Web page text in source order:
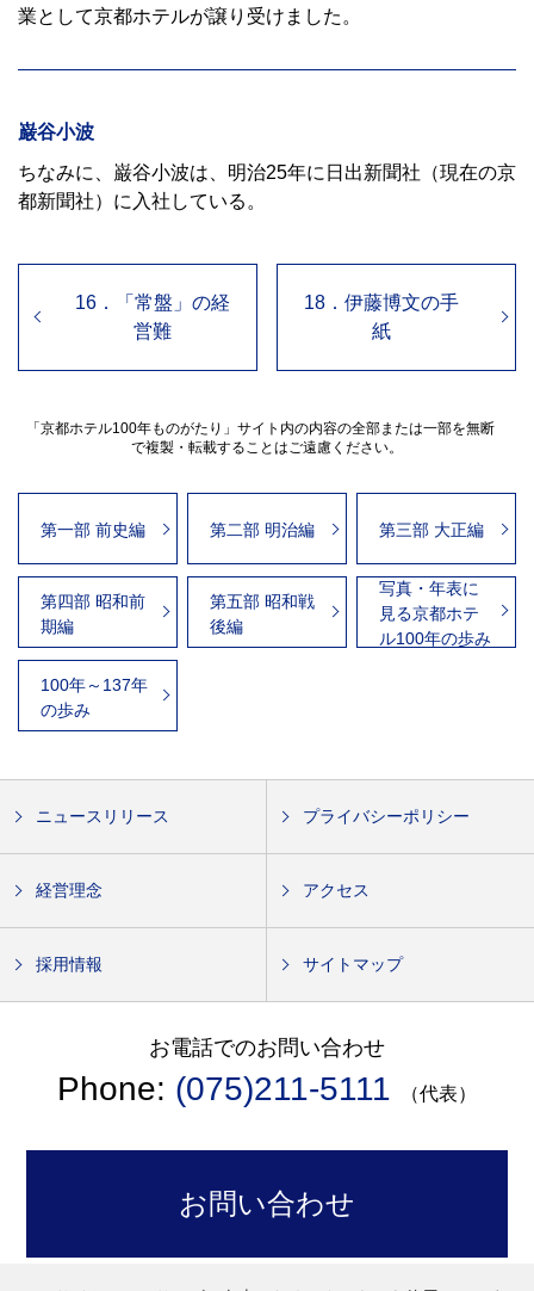
業として京都ホテルが譲り受けました。
巌谷小波
ちなみに、巌谷小波は、明治25年に日出新聞社（現在の京
都新聞社）に入社している。
18．伊藤博文の手
紙
16．「常盤」の経
営難
「京都ホテル100年ものがたり」サイト内の内容の全部または一部を無断
で複製・転載することはご遠慮ください。
第一部 前史編 第二部 明治編 第三部 大正編
第四部 昭和前
期編
第五部 昭和戦
後編
写真・年表に
見る京都ホテ
ル100年の歩み
100年～137年
の歩み
ニュースリリース プライバシーポリシー
経営理念 アクセス
採用情報 サイトマップ
お電話でのお問い合わせ
Phone: (075)211-5111 （代表）
お問い合わせ